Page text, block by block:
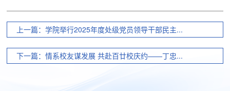
上一篇：学院举行2025年度处级党员领导干部民主...
下一篇：情系校友谋发展 共赴百廿校庆约——丁忠...